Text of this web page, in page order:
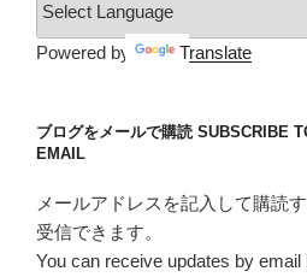
ー
Powered by Translate
ブログをメールで購読 SUBSCRIBE
EMAIL
メールアドレスを記入して購読
受信できます。
You can receive updates by